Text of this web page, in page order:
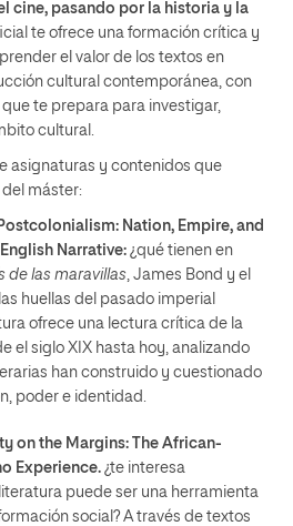
cine, pasando por la historia y la
te ofrece una formación crítica y
el valor de los textos en
cultural contemporánea, con
te prepara para investigar,
cultural.
asignaturas y contenidos que
máster:
Nation, Empire, and
Narrative: ¿qué tienen en
de las maravillas, James Bond y el
huellas del pasado imperial
ofrece una lectura crítica de la
el siglo XIX hasta hoy, analizando
han construido y cuestionado
poder e identidad.
on the Margins: The African-
Experience. ¿te interesa
puede ser una herramienta
social? A través de textos